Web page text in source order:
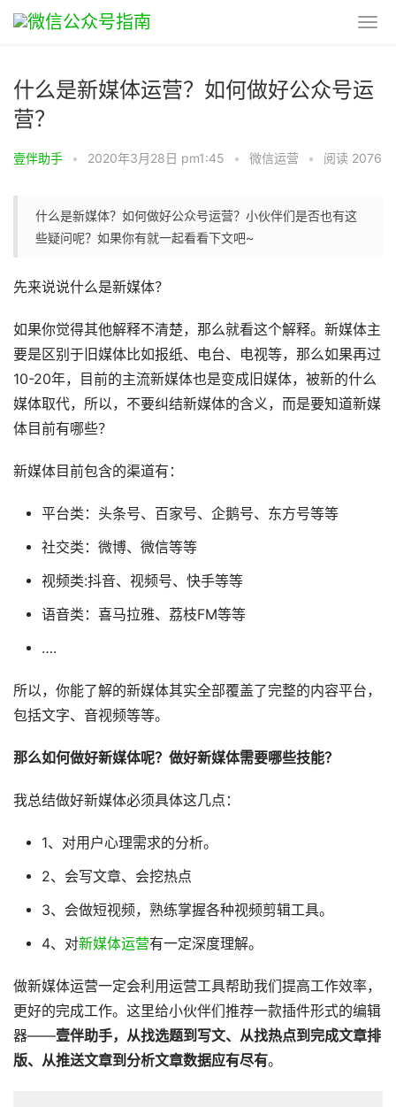
什么是新媒体运营？如何做好公众号运
营？
壹伴助手 • 2020年3月28日 pm1:45 • 微信运营 • 阅读 2076
什么是新媒体？如何做好公众号运营？小伙伴们是否也有这
些疑问呢？如果你有就一起看看下文吧~
先来说说什么是新媒体？
如果你觉得其他解释不清楚，那么就看这个解释。新媒体主
要是区别于旧媒体比如报纸、电台、电视等，那么如果再过
10-20年，目前的主流新媒体也是变成旧媒体，被新的什么
媒体取代，所以，不要纠结新媒体的含义，而是要知道新媒
体目前有哪些？
新媒体目前包含的渠道有：
平台类：头条号、百家号、企鹅号、东方号等等
社交类：微博、微信等等
视频类:抖音、视频号、快手等等
语音类：喜马拉雅、荔枝FM等等
….
所以，你能了解的新媒体其实全部覆盖了完整的内容平台，
包括文字、音视频等等。
那么如何做好新媒体呢？做好新媒体需要哪些技能？
我总结做好新媒体必须具体这几点：
1、对用户心理需求的分析。
2、会写文章、会挖热点
3、会做短视频，熟练掌握各种视频剪辑工具。
4、对新媒体运营有一定深度理解。
做新媒体运营一定会利用运营工具帮助我们提高工作效率，
更好的完成工作。这里给小伙伴们推荐一款插件形式的编辑
器——壹伴助手，从找选题到写文、从找热点到完成文章排
版、从推送文章到分析文章数据应有尽有。